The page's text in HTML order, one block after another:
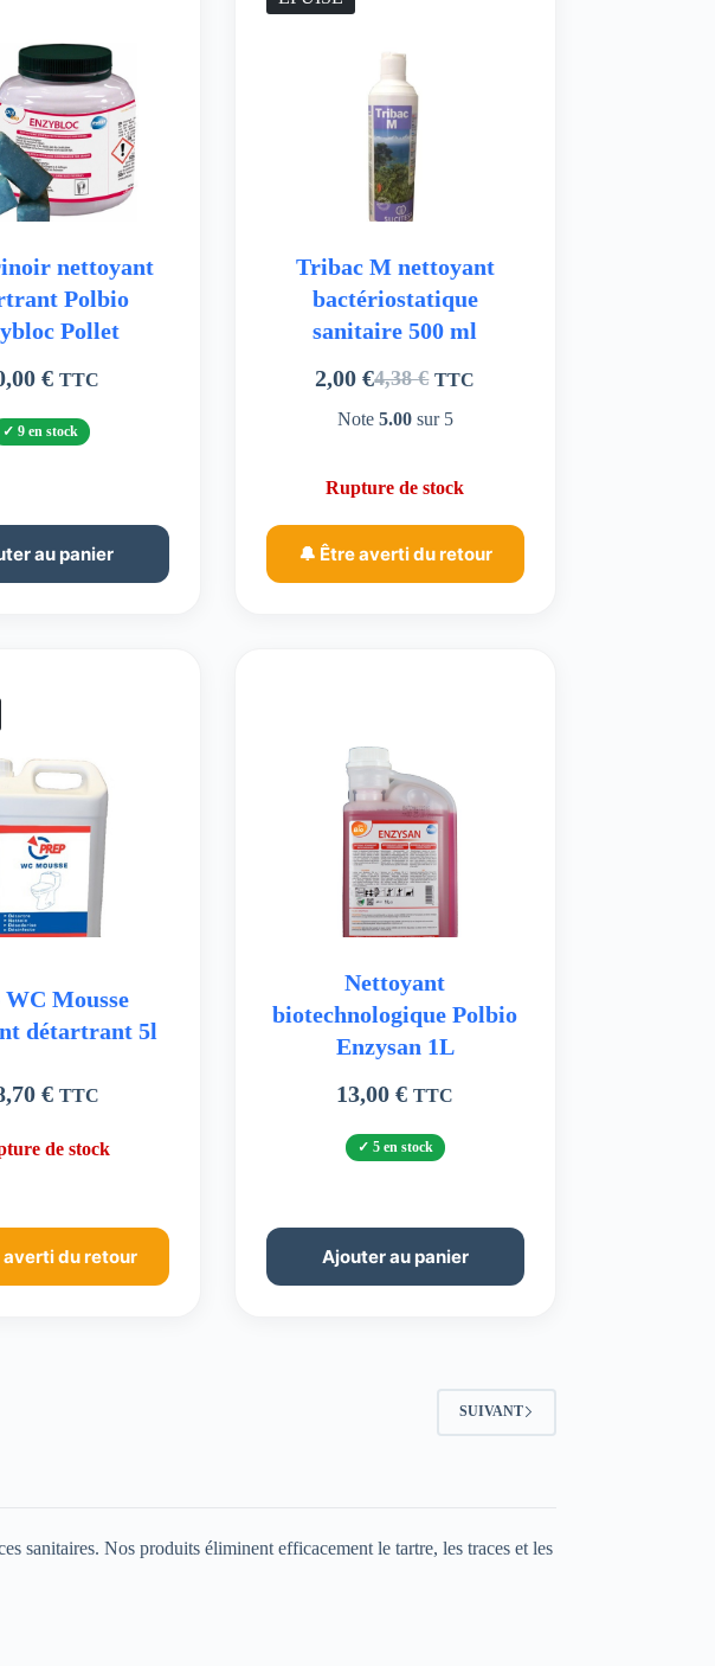
nettoyant
Polbio
Pollet
€ TTC
9 en stock
au panier
Tribac M nettoyant
bactériostatique
sanitaire 500 ml
4,38€
Le
prix
4,38 €.
2,00€Le
prix
2,00 €.
TTC
Note 5.00sur 5
Rupture de stock
🔔 Être averti du retour
WC Mousse
détartrant 5l
€ TTC
de stock
averti du retour
Nettoyant
biotechnologique Polbio
Enzysan 1L
13,00€ TTC
5 en stock
Ajouter au panier
SUIVANT
sanitaires. Nos produits éliminent efficacement le tartre, les traces et les